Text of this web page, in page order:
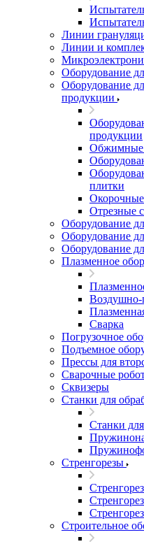
Линии
Линии и
Оборудование
Оборудование
продукции
продукции
Обжимные
плитки
Отрезные
Оборудование
Оборудование
Оборудование
Плазменное
Воздушно-
Сварка
Погрузочное
Подъемное
Прессы для
Сварочные
Сквизеры
Станки для
Станки
Стренгорезы
Строительное